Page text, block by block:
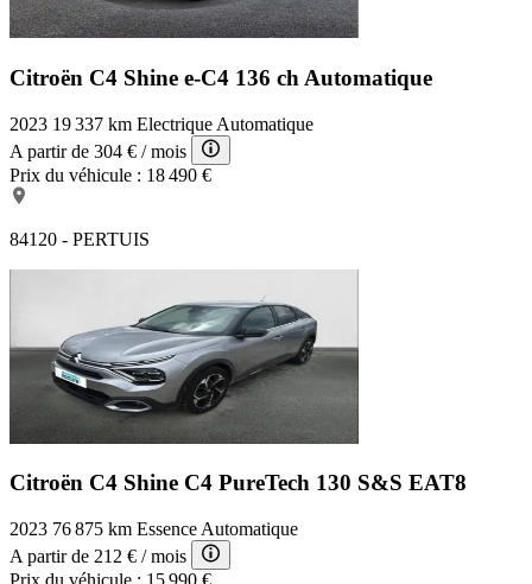
Citroën C4 Shine e-C4 136 ch Automatique
2023 19 337 km Electrique Automatique
A partir de 304 € / mois
Prix du véhicule : 18 490 €
84120 - PERTUIS
Citroën C4 Shine C4 PureTech 130 S&S EAT8
2023 76 875 km Essence Automatique
A partir de 212 € / mois
Prix du véhicule : 15 990 €